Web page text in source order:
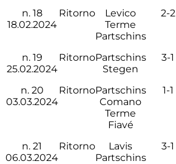
n. 18
18.02.2024
Ritorno
Levico
Terme
Partschins
2-2
n. 19
25.02.2024
RitornoPartschins
Stegen
3-1
n. 20
03.03.2024
RitornoPartschins
Comano
Terme
Fiavé
1-1
n.21
06.03.2024
Ritorno
Lavis
Partschins
3-1